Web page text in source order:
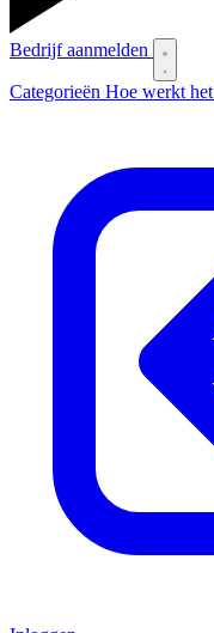
Bedrijf aanmelden
Categorieën Hoe werkt het